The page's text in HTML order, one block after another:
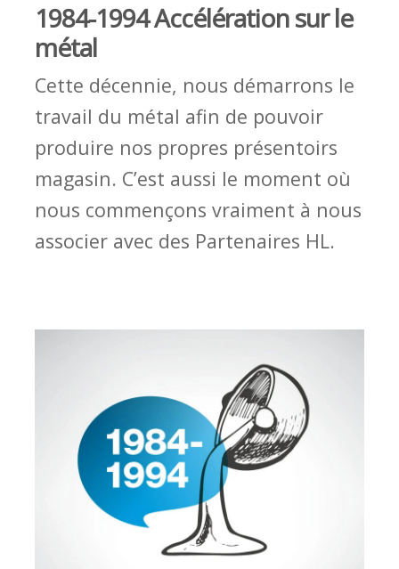
1984-1994 Accélération sur le
métal
Cette décennie, nous démarrons le
travail du métal afin de pouvoir
produire nos propres présentoirs
magasin. C’est aussi le moment où
nous commençons vraiment à nous
associer avec des Partenaires HL.